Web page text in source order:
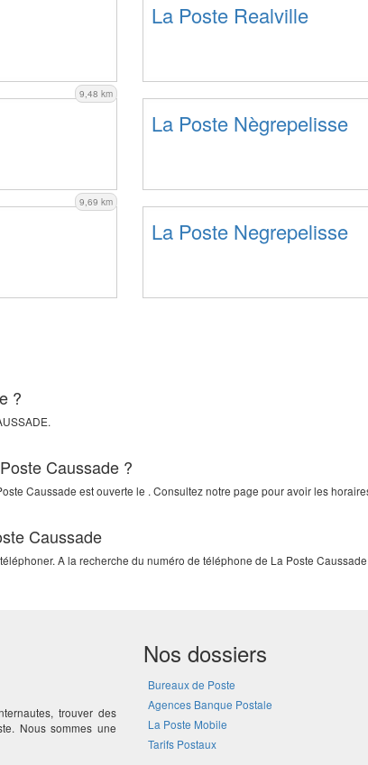
La Poste Realville
9,48 km
La Poste Nègrepelisse
9,69 km
La Poste Negrepelisse
?
.
Caussade ?
Caussade est ouverte le . Consultez notre page pour avoir les
Caussade
A la recherche du numéro de téléphone de La Poste
trouver des
Nous sommes une
Nos dossiers
Bureaux de Poste
Agences Banque Postale
La Poste Mobile
Tarifs Postaux